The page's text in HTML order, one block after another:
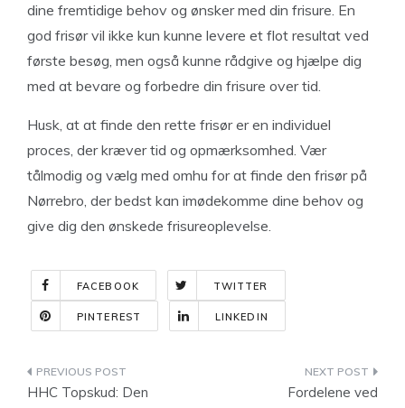
dine fremtidige behov og ønsker med din frisure. En
god frisør vil ikke kun kunne levere et flot resultat ved
første besøg, men også kunne rådgive og hjælpe dig
med at bevare og forbedre din frisure over tid.
Husk, at at finde den rette frisør er en individuel
proces, der kræver tid og opmærksomhed. Vær
tålmodig og vælg med omhu for at finde den frisør på
Nørrebro, der bedst kan imødekomme dine behov og
give dig den ønskede frisureoplevelse.
FACEBOOK TWITTER
PINTEREST LINKEDIN
Indlægsnavigation
HHC Topskud: Den
Fordelene ved